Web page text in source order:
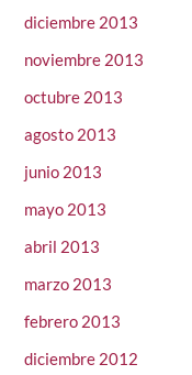
diciembre 2013
noviembre 2013
octubre 2013
agosto 2013
junio 2013
mayo 2013
abril 2013
marzo 2013
febrero 2013
diciembre 2012